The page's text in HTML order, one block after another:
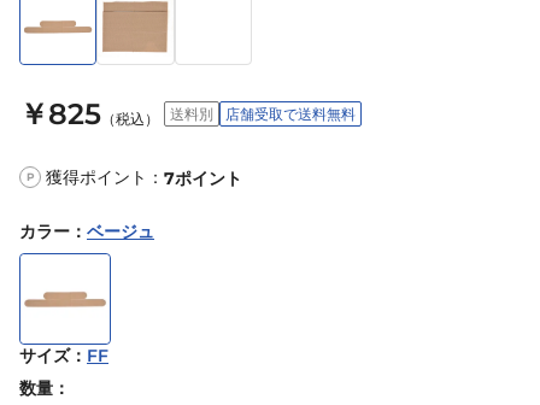
￥825 （税込） 送料別 店舗受取で送料無料
P 獲得ポイント： 7ポイント
カラー ： ベージュ
サイズ： FF
数量：